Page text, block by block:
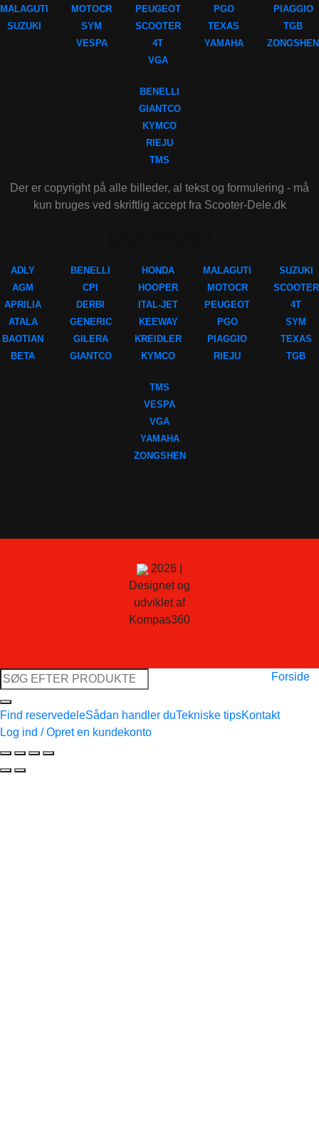
MALAGUTI
SUZUKI
MOTOCR
SYM
VESPA
PEUGEOT
SCOOTER
4T
VGA
PGO
TEXAS
YAMAHA
PIAGGIO
TGB
ZONGSHEN
BENELLI
GIANTCO
KYMCO
RIEJU
TMS
Der er copyright på alle billeder, al tekst og formulering - må
kun bruges ved skriftlig accept fra Scooter-Dele.dk
ADLY
AGM
APRILIA
ATALA
BAOTIAN
BETA
BENELLI
CPI
DERBI
GENERIC
GILERA
GIANTCO
HONDA
HOOPER
ITAL-JET
KEEWAY
KREIDLER
KYMCO
MALAGUTI
MOTOCR
PEUGEOT
PGO
PIAGGIO
RIEJU
SUZUKI
SCOOTER
4T
SYM
TEXAS
TGB
TMS
VESPA
VGA
YAMAHA
ZONGSHEN
2026 |
Designet og
udviklet af
Kompas360
Søg
efter:
Forside
Find reservedeleSådan handler duTekniske tipsKontakt
Log ind / Opret en kundekonto